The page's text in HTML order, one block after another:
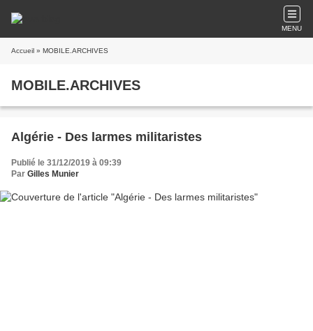
MENU
Accueil » MOBILE.ARCHIVES
MOBILE.ARCHIVES
Algérie - Des larmes militaristes
Publié le 31/12/2019 à 09:39
Par Gilles Munier